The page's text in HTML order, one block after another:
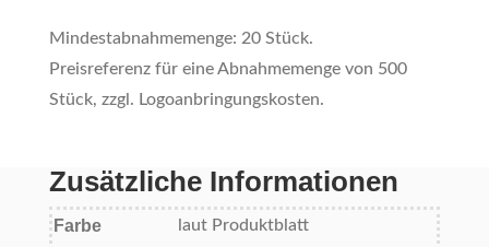
Mindestabnahmemenge: 20 Stück.
Preisreferenz für eine Abnahmemenge von 500
Stück, zzgl. Logoanbringungskosten.
Zusätzliche Informationen
Farbe laut Produktblatt